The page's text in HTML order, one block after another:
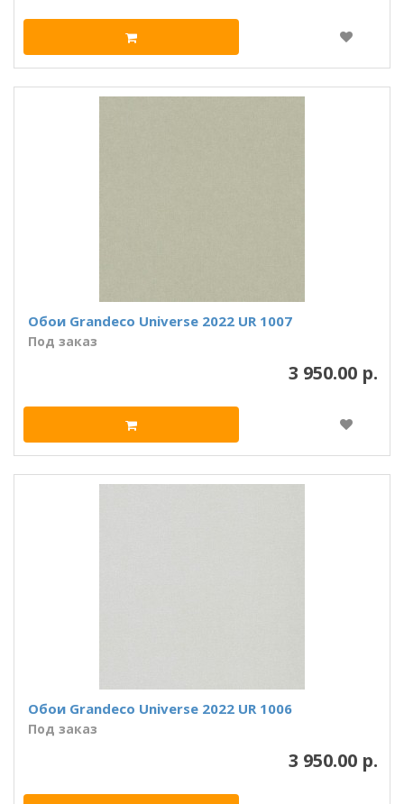
Обои Grandeco Universe 2022 UR 1007
Под заказ
3 950.00 р.
Обои Grandeco Universe 2022 UR 1006
Под заказ
3 950.00 р.